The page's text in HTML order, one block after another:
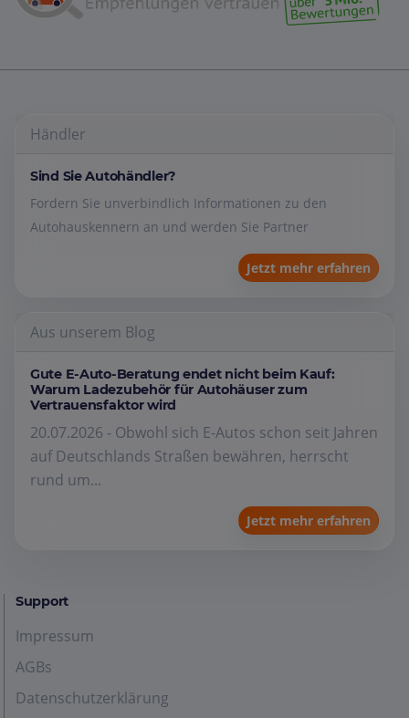
Händler
Sind Sie Autohändler?
Fordern Sie unverbindlich Informationen zu den
Autohauskennern an und werden Sie Partner
Jetzt mehr erfahren
Aus unserem Blog
Gute E-Auto-Beratung endet nicht beim Kauf:
Warum Ladezubehör für Autohäuser zum
Vertrauensfaktor wird
20.07.2026 - Obwohl sich E-Autos schon seit Jahren
auf Deutschlands Straßen bewähren, herrscht
rund um...
Jetzt mehr erfahren
Support
Impressum
AGBs
Datenschutzerklärung